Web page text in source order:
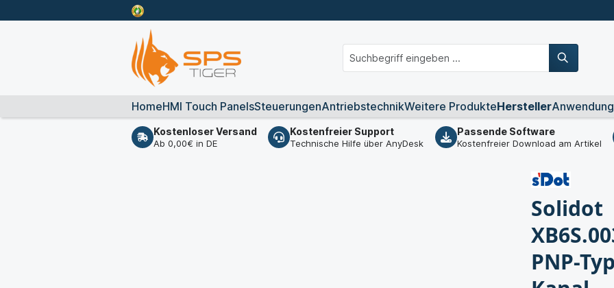
HomeHMI Touch PanelsSteuerungenAntriebstechnikWeitere ProdukteHersteller
Kostenloser Versand
Ab 0,00€ in DE
Kostenfreier Support
Technische Hilfe über AnyDesk
Passende Software
Kostenfreier Download am Artikel
Solidot
PNP-